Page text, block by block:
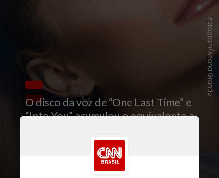
O disco da voz de “One Last Time” e
“Into You” acumulou o equivalente a
semana, conforme aponta a mais
recente atualização da revista norte-
Instagram/Ariana Grande